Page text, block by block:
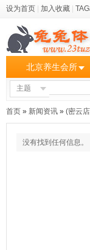
设为首页 加入收藏
北京养生会所
主题
首页 » 新闻资讯 » (密云
没有找到任何信息。